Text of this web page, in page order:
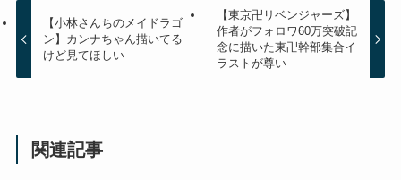
【小林さんちのメイドラゴ
ン】カンナちゃん描いてる
けど見てほしい
【東京卍リベンジャーズ】
作者がフォロワ60万突破記
念に描いた東卍幹部集合イ
ラストが尊い
関連記事